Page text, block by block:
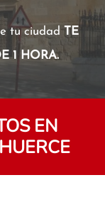
tu ciudadTE
1 HORA.
EN